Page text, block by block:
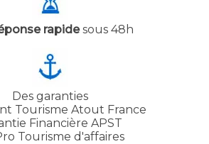
rapidesous 48h
Des garanties
Tourisme Atout France
Financière APST
Tourisme d'affaires